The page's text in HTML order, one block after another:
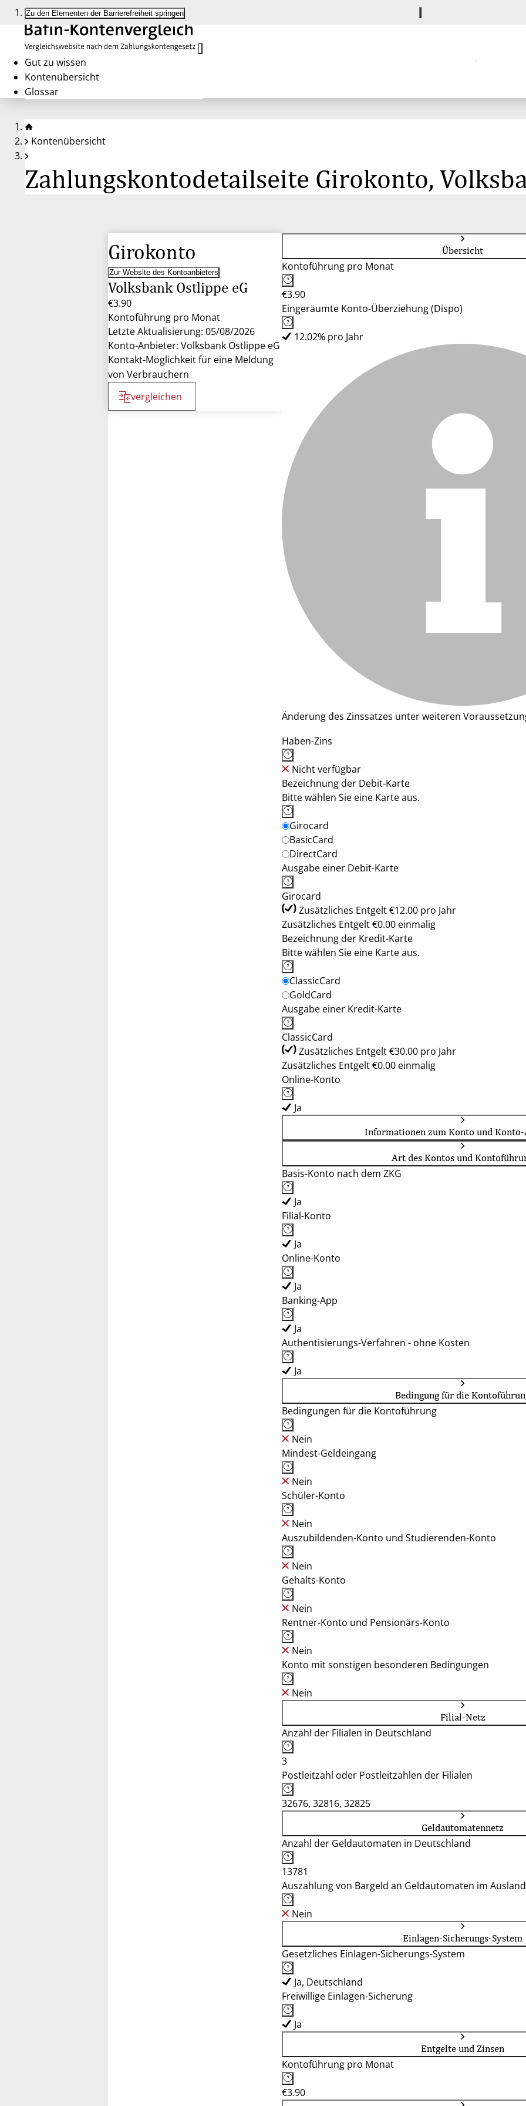
Zu den Elementen der Barrierefreiheit springen
Gut zu wissen
Kontenübersicht
Glossar
Kontenübersicht
Zahlungskontodetailseite Girokonto,
Girokonto
Zur Website des Kontoanbieters
Volksbank Ostlippe eG
€3.90
Kontoführung pro Monat
Letzte Aktualisierung: 05/08/2026
Konto-Anbieter: Volksbank Ostlippe eG
Kontakt-Möglichkeit für eine Meldung
von Verbrauchern
vergleichen
Übersicht
Kontoführung pro Monat
€3.90
Eingeräumte Konto-Überziehung (Dispo)
12.02% pro Jahr
Änderung des Zinssatzes unter weiteren
Haben-Zins
Nicht verfügbar
Bezeichnung der Debit-Karte
Bitte wählen Sie eine Karte aus.
Girocard
BasicCard
DirectCard
Ausgabe einer Debit-Karte
Girocard
Zusätzliches Entgelt €12.00 pro Jahr
Zusätzliches Entgelt €0.00 einmalig
Bezeichnung der Kredit-Karte
Bitte wählen Sie eine Karte aus.
ClassicCard
GoldCard
Ausgabe einer Kredit-Karte
ClassicCard
Zusätzliches Entgelt €30.00 pro Jahr
Zusätzliches Entgelt €0.00 einmalig
Online-Konto
Ja
Informationen zum Konto und
Art des Kontos und
Basis-Konto nach dem ZKG
Ja
Filial-Konto
Ja
Online-Konto
Ja
Banking-App
Ja
Authentisierungs-Verfahren - ohne Kosten
Ja
Bedingung für die
Bedingungen für die Kontoführung
Nein
Mindest-Geldeingang
Nein
Schüler-Konto
Nein
Auszubildenden-Konto und Studierenden-Konto
Nein
Gehalts-Konto
Nein
Rentner-Konto und Pensionärs-Konto
Nein
Konto mit sonstigen besonderen Bedingungen
Nein
Filial-Netz
Anzahl der Filialen in Deutschland
3
Postleitzahl oder Postleitzahlen der Filialen
32676, 32816, 32825
Geldautomatennetz
Anzahl der Geldautomaten in Deutschland
13781
Auszahlung von Bargeld an Geldautomaten im
Nein
Einlagen-Sicherungs-System
Gesetzliches Einlagen-Sicherungs-System
Ja, Deutschland
Freiwillige Einlagen-Sicherung
Ja
Entgelte und Zinsen
Kontoführung pro Monat
€3.90